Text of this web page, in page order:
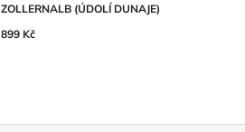
ZOLLERNALB (ÚDOLÍ DUNAJE)
899 Kč